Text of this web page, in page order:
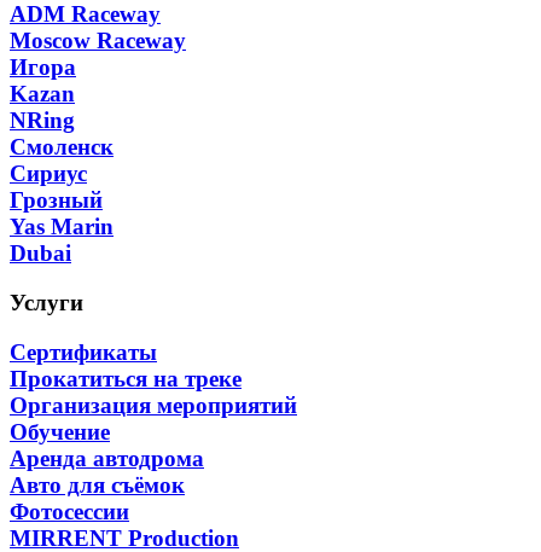
ADM Raceway
Moscow Raceway
Игора
Kazan
NRing
Смоленск
Сириус
Грозный
Yas Marin
Dubai
Услуги
Сертификаты
Прокатиться на треке
Организация мероприятий
Обучение
Аренда автодрома
Авто для съёмок
Фотосессии
MIRRENT Production